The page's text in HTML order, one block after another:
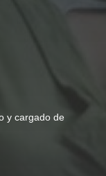
y cargado de